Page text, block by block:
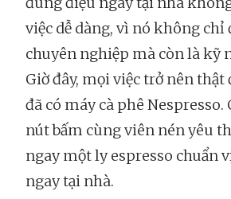
việc dễ dàng, vì nó không
chuyên nghiệp mà còn là kỹ
Giờ đây, mọi việc trở nên
đã có máy cà phê
nút bấm cùng viên nén yêu
ngay một ly espresso chuẩn
ngay tại nhà.